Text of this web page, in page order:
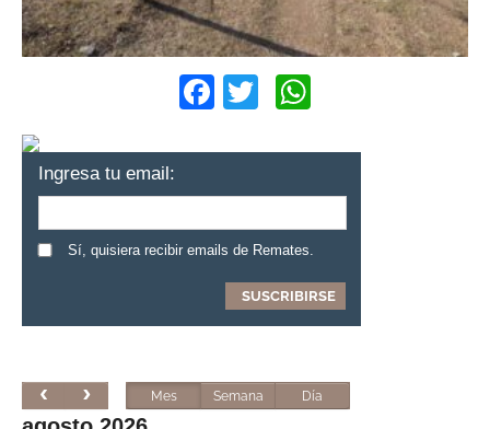
Facebook
Twitter
Ingresa tu email:
Sí, quisiera recibir emails de Remates.
Mes Semana Día